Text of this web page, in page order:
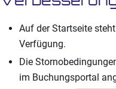
Auf der Startseite
Verfügung.
Die
im Buchungsportal